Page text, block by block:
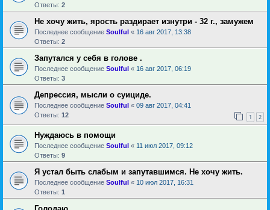
Ответы: 2
Не хочу жить, ярость раздирает изнутри - 32 г., замужем
Последнее сообщение Soulful « 16 авг 2017, 13:38
Ответы: 2
Запутался у себя в голове .
Последнее сообщение Soulful « 16 авг 2017, 06:19
Ответы: 3
Депрессия, мысли о суициде.
Последнее сообщение Soulful « 09 авг 2017, 04:41
Ответы: 12 1 2
Нуждаюсь в помощи
Последнее сообщение Soulful « 11 июл 2017, 09:12
Ответы: 9
Я устал быть слабым и запутавшимся. Не хочу жить.
Последнее сообщение Soulful « 10 июл 2017, 16:31
Ответы: 1